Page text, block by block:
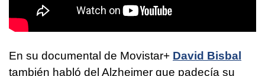
En su documental de Movistar+ David Bisbal
también habló del Alzheimer que padecía su